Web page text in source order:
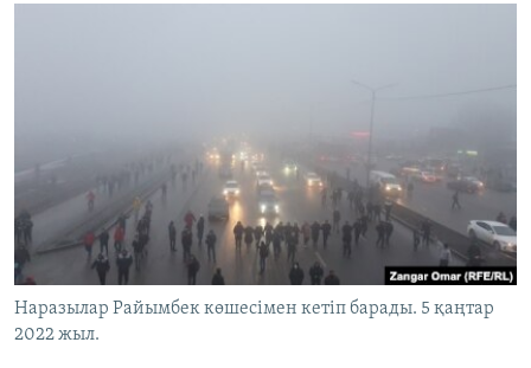
Басқа тілдерде
Наразылар Райымбек көшесімен кетіп барады. 5 қаңтар
2022 жыл.